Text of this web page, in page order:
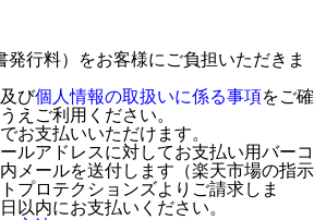
発行料）をお客様にご負担いただきま
及び個人情報の取扱いに係る事項をご確
えご利用ください。
お支払いいただけます。
ルアドレスに対してお支払い用バーコ
メールを送付します（楽天市場の指示
プロテクションズよりご請求しま
以内にお支払いください。